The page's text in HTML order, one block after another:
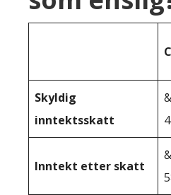
Skyldig
inntektsskatt
Inntekt etter skatt